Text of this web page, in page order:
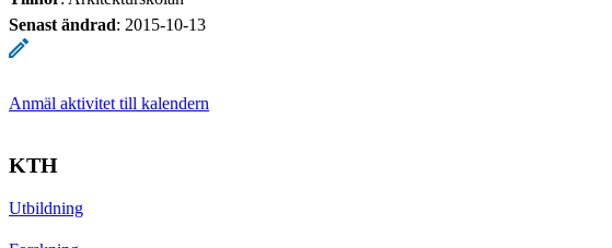
Senast ändrad: 2015-10-13
Anmäl aktivitet till kalendern
KTH
Utbildning